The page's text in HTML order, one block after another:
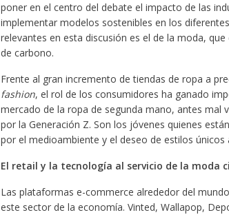
poner en el centro del debate el impacto de las
implementar modelos sostenibles en los
relevantes en esta discusión es el de la moda,
de carbono.
Frente al gran incremento de tiendas de ropa a
fashion, el rol de los consumidores ha ganado
mercado de la ropa de segunda mano, antes
por la Generación Z. Son los jóvenes quienes
por el medioambiente y el deseo de estilos únicos
El retail y la tecnología al servicio de la moda
Las plataformas e-commerce alrededor del
este sector de la economía. Vinted, Wallapop,